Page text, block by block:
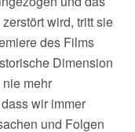
wird, tritt sie
des Films
Dimension
mehr
wir immer
und Folgen